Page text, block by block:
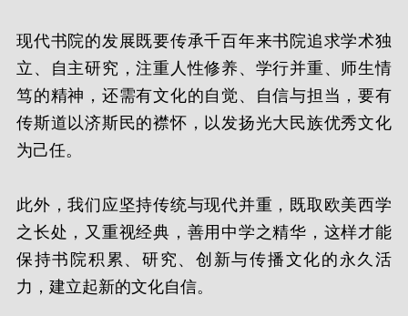
现代书院的发展既要传承千百年来书院追求学术独
立、自主研究，注重人性修养、学行并重、师生情
笃的精神，还需有文化的自觉、自信与担当，要有
传斯道以济斯民的襟怀，以发扬光大民族优秀文化
为己任。
此外，我们应坚持传统与现代并重，既取欧美西学
之长处，又重视经典，善用中学之精华，这样才能
保持书院积累、研究、创新与传播文化的永久活
力，建立起新的文化自信。